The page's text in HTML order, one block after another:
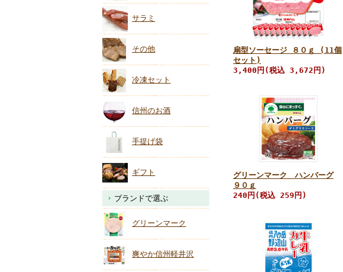
サラミ
その他
冷凍セット
信州のお酒
手提げ袋
ギフト
ブランドで選ぶ
グリーンマーク
爽やか信州軽井沢
扇型ソーセージ ８０ｇ (11個
セット)
3,400円(税込 3,672円)
グリーンマーク ハンバーグ
９０ｇ
240円(税込 259円)